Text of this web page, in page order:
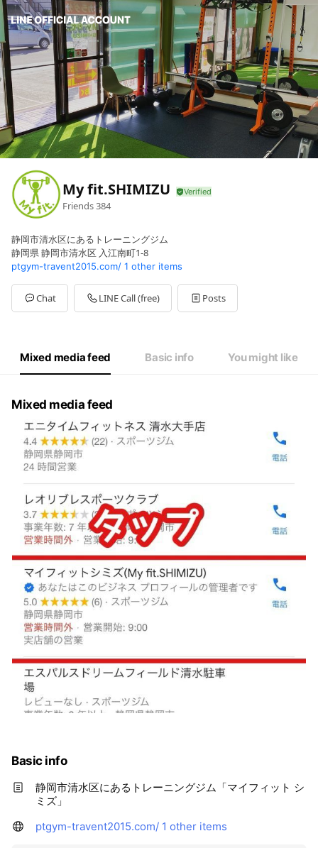
My fit.SHIMIZU
Friends384
静岡市清水区にあるトレーニングジム
静岡県 静岡市清水区 入江南町1-8
ptgym-travent2015.com/ 1 other items
Chat LINE Call (free) Posts
Mixed media feed Basic info You might like
Mixed media feed
Basic info
静岡市清水区にあるトレーニングジム「マイフィット シ
ミズ」
ptgym-travent2015.com/ 1 other items